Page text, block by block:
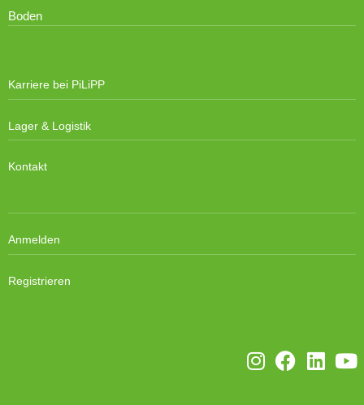
Boden
Karriere bei PiLiPP
Lager & Logistik
Kontakt
Anmelden
Registrieren